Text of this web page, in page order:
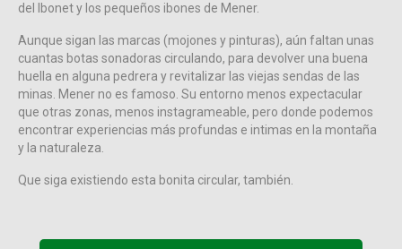
del Ibonet y los pequeños ibones de Mener.
Aunque sigan las marcas (mojones y pinturas), aún faltan unas
cuantas botas sonadoras circulando, para devolver una buena
huella en alguna pedrera y revitalizar las viejas sendas de las
minas. Mener no es famoso. Su entorno menos expectacular
que otras zonas, menos instagrameable, pero donde podemos
encontrar experiencias más profundas e intimas en la montaña
y la naturaleza.
Que siga existiendo esta bonita circular, también.